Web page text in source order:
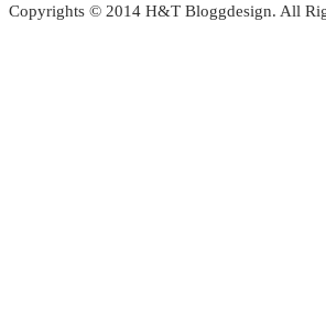
Copyrights © 2014 H&T Bloggdesign. All